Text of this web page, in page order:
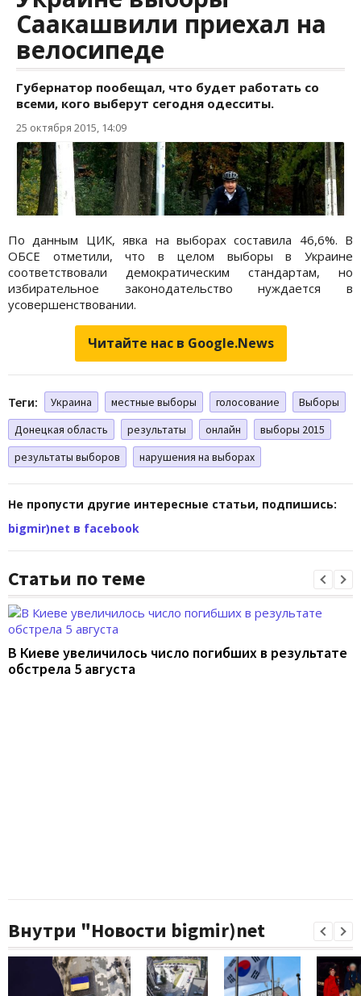
По данным ЦИК, явка на выборах составила 46,6%. В
ОБСЕ отметили, что в целом выборы в Украине
соответствовали демократическим стандартам, но
избирательное законодательство нуждается в
усовершенствовании.
Читайте нас в Google.News
Теги: Украина местные выборы голосование
Выборы
Донецкая область
результаты онлайн
выборы 2015
результаты выборов
нарушения на выборах
Не пропусти другие интересные статьи, подпишись:
bigmir)net в facebook
Статьи по теме
В Киеве увеличилось число погибших в результате
обстрела 5 августа
Внутри "Новости bigmir)net